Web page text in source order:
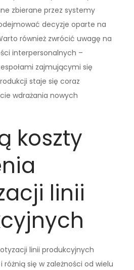
zbierane przez systemy
decyzje oparte na
również zwrócić uwagę na
interpersonalnych –
zajmującymi się
staje się coraz
wdrażania nowych
koszty
linii
linii produkcyjnych
się w zależności od wielu